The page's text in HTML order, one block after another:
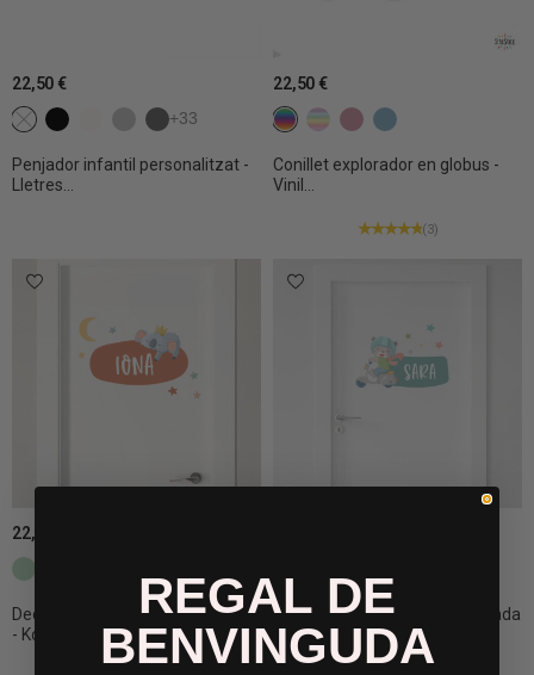
Penjador infantil personalitzat -
Lletres...
22,50 €
NO SELECCIONAT
c1 Negrec2 Blancc3 Gris clar
c4 Gris fosc
+33
Conillet explorador en globus -
Vinil...
22,50 €
(3)
De colorsColors pastel
c6 Rosa gris
c19 Blau gris
Decoració infantil personalitzada
- Koala...
22,50 €
Decoració infantil personalitzada
- Vinil...
REGAL DE
BENVINGUDA